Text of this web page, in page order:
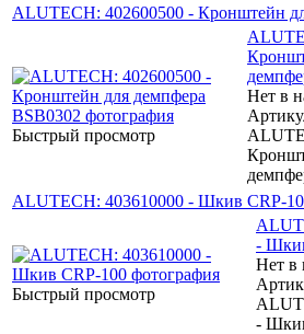
ALUTECH: 402600500 - Кронштейн
Быстрый просмотр
Нет в
ALUTECH: 403610000 - Шкив CRP-
Быстрый просмотр
-
Нет в
-